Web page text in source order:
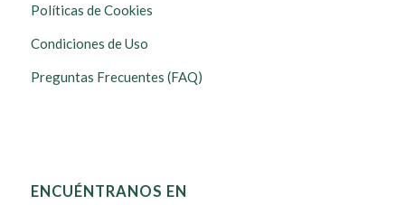
Políticas de Cookies
Condiciones de Uso
Preguntas Frecuentes (FAQ)
ENCUÉNTRANOS EN